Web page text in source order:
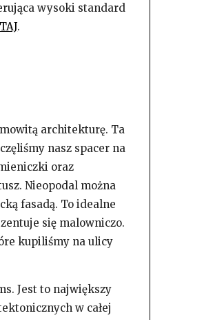
wysoki standard
.
architekturę. Ta
nasz spacer na
oraz
Nieopodal można
fasadą. To idealne
się malowniczo.
kupiliśmy na ulicy
Jest to największy
w całej